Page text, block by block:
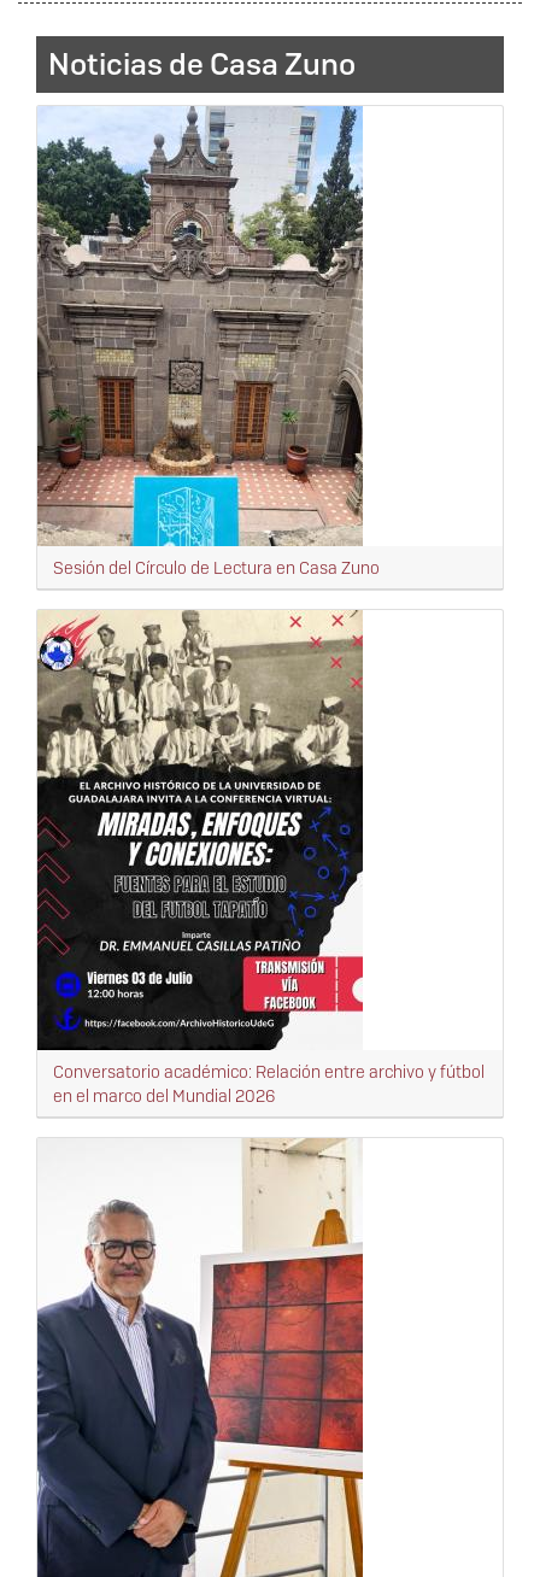
Noticias de Casa Zuno
Sesión del Círculo de Lectura en Casa Zuno
Conversatorio académico: Relación entre archivo y fútbol
en el marco del Mundial 2026